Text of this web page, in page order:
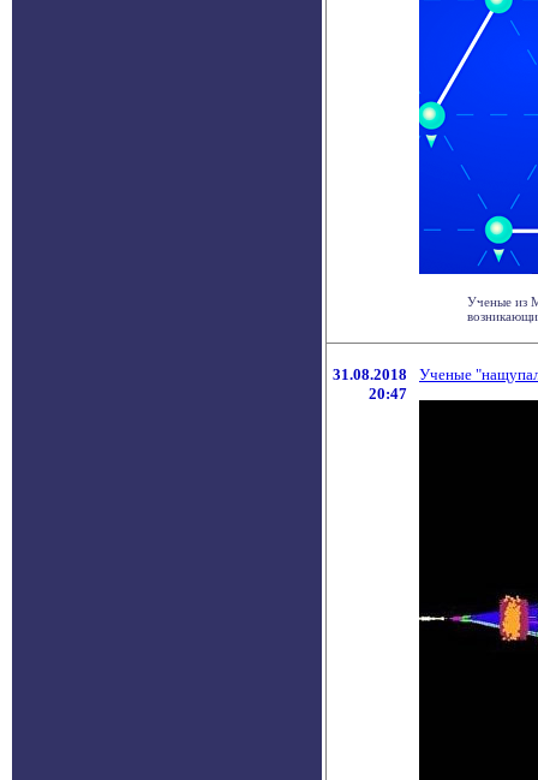
Ученые из
31.08.2018
20:47
Ученые